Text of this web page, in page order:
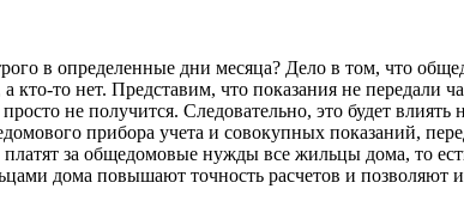
в определенные дни месяца? Дело в том, что
то нет. Представим, что показания не передали
не получится. Следовательно, это будет
прибора учета и совокупных показаний,
за общедомовые нужды все жильцы дома, то
дома повышают точность расчетов и